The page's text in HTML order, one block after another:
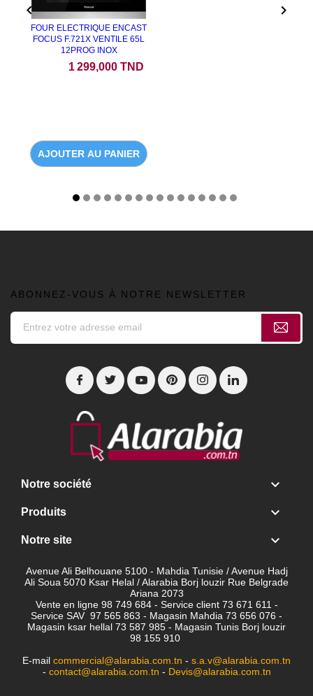
FOUR ELECTRIQUE ENCAST
FOCUS F.721X VENTILE 65L
12PROG INOX
1 299,000 TND
AJOUTER AU PANIER
 
ABONNEZ-VOUS À NOTRE NEWSLETTER
Notre société 
Produits 
Notre site 
Avenue Ali Belhouane 5100 - Mahdia Tunisie / Avenue Hadj
Ali Soua 5070 Ksar Helal / Alarabia Borj louzir Rue Belgrade
Ariana 2073
Vente en ligne 98 749 684 - Service client 73 671 611 -
Service SAV 97 565 863 - Magasin Mahdia 73 656 076 -
Magasin ksar hellal 73 587 985 - Magasin Tunis Borj louzir
98 155 910
E-mail commercial@alarabia.com.tn - s.a.v@alarabia.com.tn
- contact@alarabia.com.tn - Devis@alarabia.com.tn